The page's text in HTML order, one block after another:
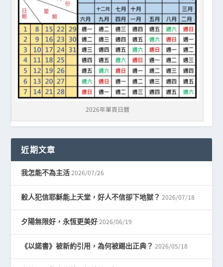
2026年單頁日曆
近期文章
我怎能不為主活 2026/07/26
殺人犯信耶穌能上天堂，好人不信卻下地獄？ 2026/07/18
夕陽無限好，永恆更美好 2026/06/19
《以諾書》被新約引用，為何被踢出正典？ 2026/05/18